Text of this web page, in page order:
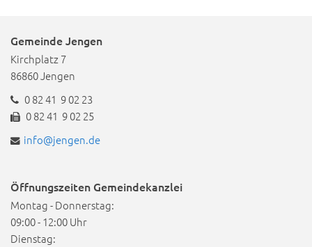
Gemeinde Jengen
Kirchplatz 7
86860 Jengen
0 82 41 9 02 23
0 82 41 9 02 25
info@jengen.de
Öffnungszeiten Gemeindekanzlei
Montag - Donnerstag:
09:00 - 12:00 Uhr
Dienstag: